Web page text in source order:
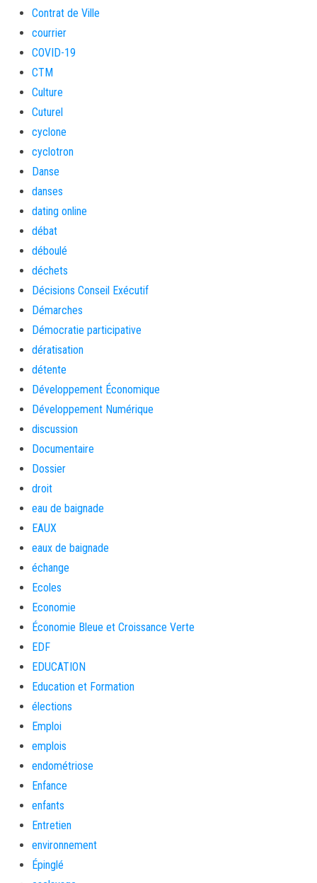
Contrat de Ville
courrier
COVID-19
CTM
Culture
Cuturel
cyclone
cyclotron
Danse
danses
dating online
débat
déboulé
déchets
Décisions Conseil Exécutif
Démarches
Démocratie participative
dératisation
détente
Développement Économique
Développement Numérique
discussion
Documentaire
Dossier
droit
eau de baignade
EAUX
eaux de baignade
échange
Ecoles
Economie
Économie Bleue et Croissance Verte
EDF
EDUCATION
Education et Formation
élections
Emploi
emplois
endométriose
Enfance
enfants
Entretien
environnement
Épinglé